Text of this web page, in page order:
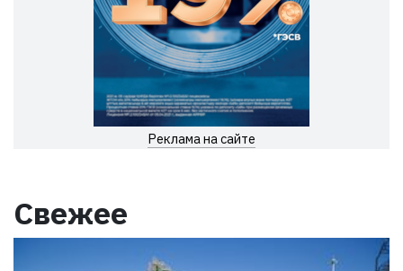
Реклама на сайте
Свежее